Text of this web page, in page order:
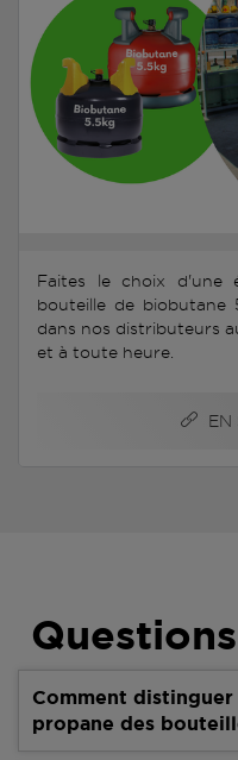
Faites le choix d'une
bouteille de biobutane
dans nos distributeurs
et à toute heure.
EN
Comment
propane des